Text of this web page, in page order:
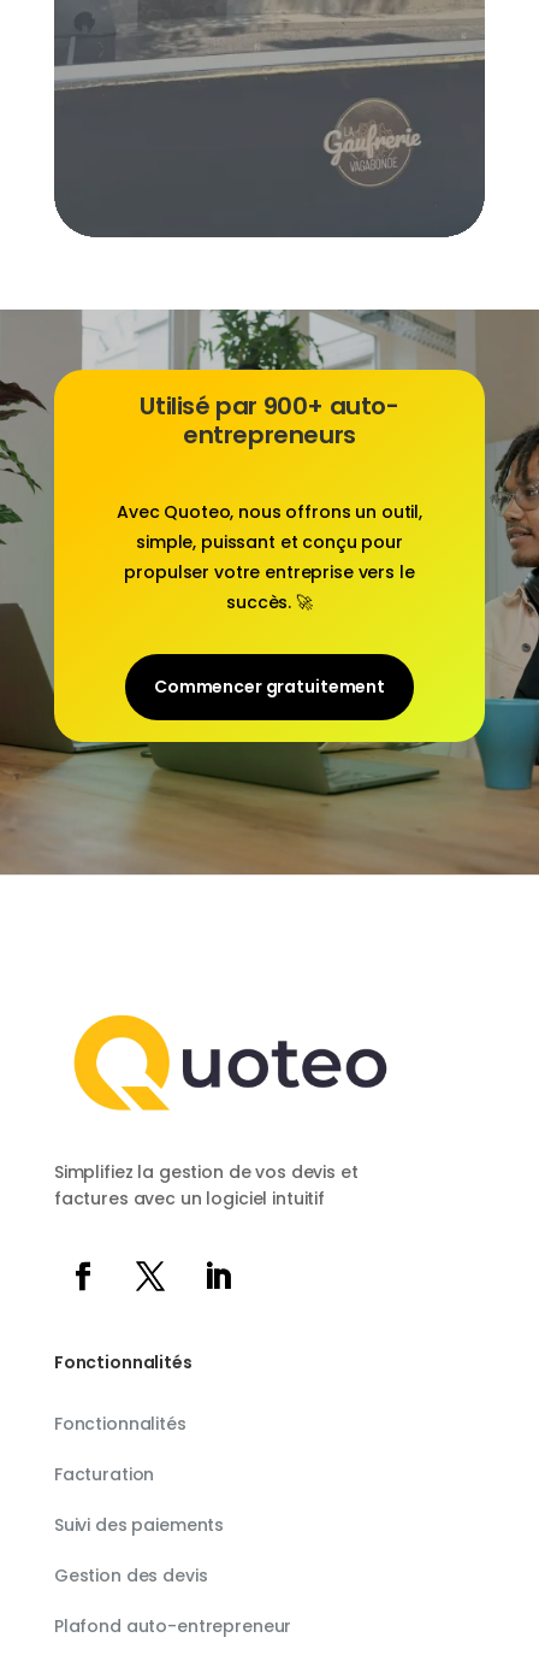
Utilisé par 900+ auto-
entrepreneurs
Avec Quoteo, nous offrons un outil,
simple, puissant et conçu pour
propulser votre entreprise vers le
succès. 🚀
Commencer gratuitement
Simplifiez la gestion de vos devis et
factures avec un logiciel intuitif
Fonctionnalités
Fonctionnalités
Facturation
Suivi des paiements
Gestion des devis
Plafond auto-entrepreneur